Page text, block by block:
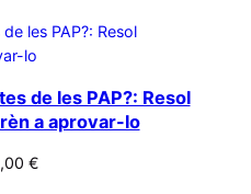
de les PAP?: Resol
a aprovar-lo
€